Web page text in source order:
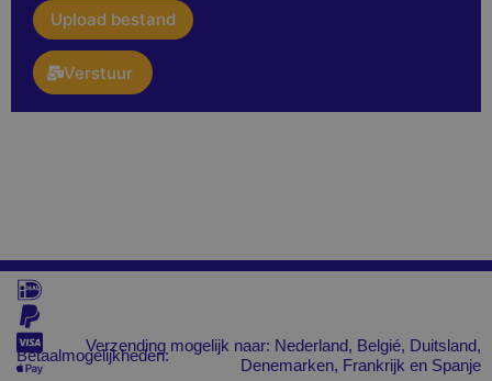
upload
Upload bestand
Verstuur
Betaalmogelijkheden:
Verzending mogelijk naar: Nederland, Belgié, Duitsland,
Denemarken, Frankrijk en Spanje